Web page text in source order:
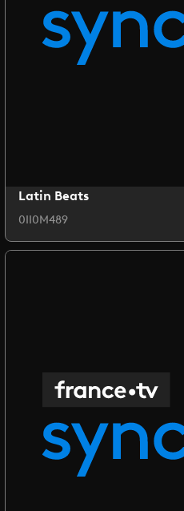
Latin Beats
0II0M489